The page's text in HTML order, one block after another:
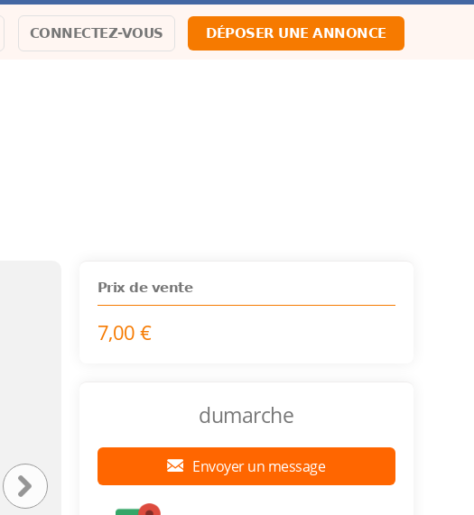
CONNECTEZ-VOUS DÉPOSER UNE ANNONCE
Prix de vente
7,00 €
dumarche
Envoyer un message